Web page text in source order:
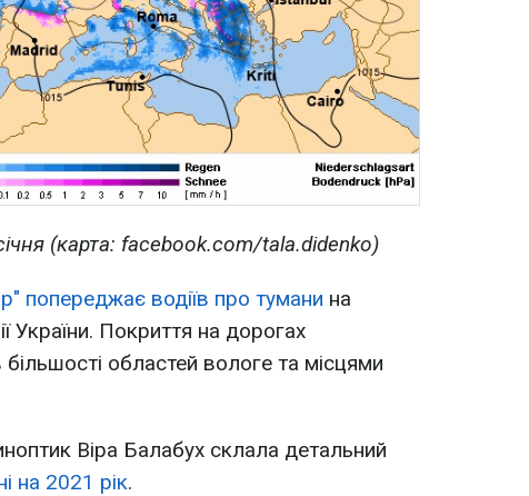
(карта: facebook.com/tala.didenko)
попереджає водіїв про тумани на
України. Покриття на дорогах
областей вологе та місцями
Віра Балабух склала детальний
на 2021 рік.